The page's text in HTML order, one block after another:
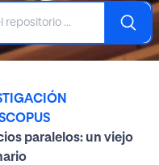
paralelos: un viejo